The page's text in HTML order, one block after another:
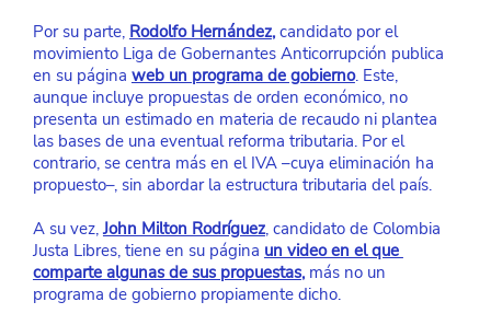
Por su parte, Rodolfo Hernández, candidato por el
movimiento Liga de Gobernantes Anticorrupción publica
en su página web un programa de gobierno. Este,
aunque incluye propuestas de orden económico, no
presenta un estimado en materia de recaudo ni plantea
las bases de una eventual reforma tributaria. Por el
contrario, se centra más en el IVA –cuya eliminación ha
propuesto–, sin abordar la estructura tributaria del país.
A su vez, John Milton Rodríguez, candidato de Colombia
Justa Libres, tiene en su página un video en el que
comparte algunas de sus propuestas, más no un
programa de gobierno propiamente dicho.